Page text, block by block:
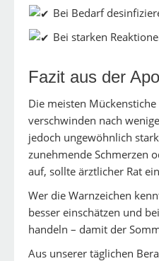
Bei Bedarf
Bei starken
Fazit aus der
Die meisten
verschwinden nach
jedoch ungewöhnlich
zunehmende Schmerzen
auf, sollte ärztlicher Rat
Wer die Warnzeichen
besser einschätzen und
handeln – damit der
Aus unserer täglichen